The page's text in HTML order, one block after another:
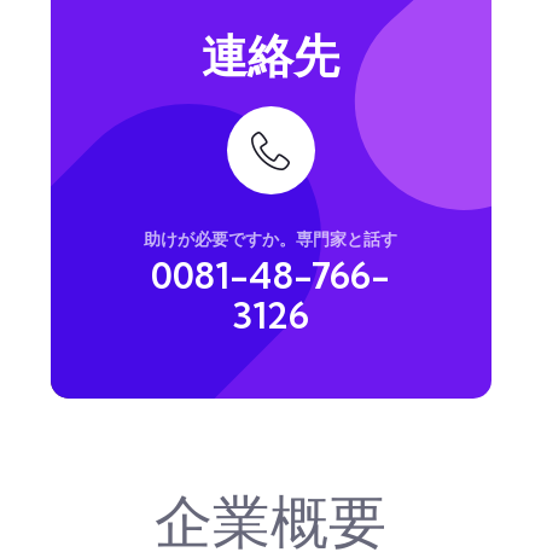
連絡先
助けが必要ですか。専門家と話す
0081-48-766-
3126
企業概要